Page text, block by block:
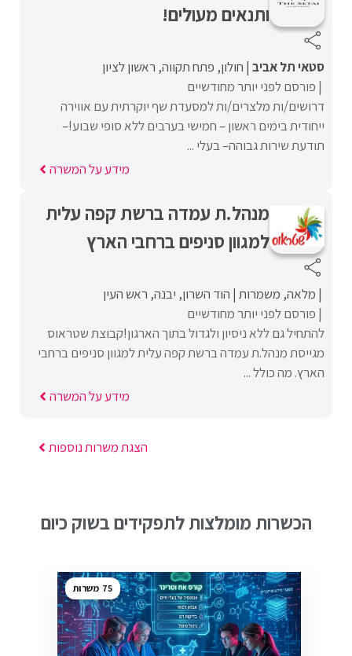
ותנאים מעולים!
סטאי תל אביב חולון פתח תקווה ראשון לציון
פורסם לפני יותר מחודשיים
דרושים/ות מלצרים/ות למסעדת שף יוקרתית עם אווירה
ייחודית בימים ראשון – חמישי בערבים ללא סופי שבוע!–
תודעת שירות גבוהה– בעלי ...
מידע על המשרה
מנהל.ת עמדה ברשת קפה עלית
למגוון סניפים ברחבי הארץ
מלאה משמרות הוד השרון יבנה ראש העין
פורסם לפני יותר מחודשיים
להתחיל גם ללא ניסיון ולגדול בתוך הארגון!קבוצת שטראוס
מגייסת מנהל.ת עמדה ברשת קפה עלית למגוון סניפים ברחבי
הארץ. מה כולל ...
מידע על המשרה
הצגת משרות נוספות
הכשרות מומלצות לתפקידים בשוק כיום
75